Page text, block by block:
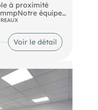
à proximité
équipes
à la location
(A) Route
Voir le détail